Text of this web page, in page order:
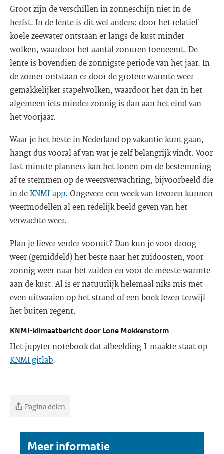
Groot zijn de verschillen in zonneschijn niet in de
herfst. In de lente is dit wel anders: door het relatief
koele zeewater ontstaan er langs de kust minder
wolken, waardoor het aantal zonuren toeneemt. De
lente is bovendien de zonnigste periode van het jaar. In
de zomer ontstaan er door de grotere warmte weer
gemakkelijker stapelwolken, waardoor het dan in het
algemeen iets minder zonnig is dan aan het eind van
het voorjaar.
Waar je het beste in Nederland op vakantie kunt gaan,
hangt dus vooral af van wat je zelf belangrijk vindt. Voor
last-minute planners kan het lonen om de bestemming
af te stemmen op de weersverwachting, bijvoorbeeld die
in deKNMI-app. Ongeveer een week van tevoren kunnen
weermodellen al een redelijk beeld geven van het
verwachte weer.
Plan je liever verder vooruit? Dan kun je voor droog
weer (gemiddeld) het beste naar het zuidoosten, voor
zonnig weer naar het zuiden en voor de meeste warmte
aan de kust. Al is er natuurlijk helemaal niks mis met
even uitwaaien op het strand of een boek lezen terwijl
het buiten regent.
KNMI-klimaatbericht door Lone Mokkenstorm
Het jupyter notebook dat afbeelding 1 maakte staat op
KNMI gitlab.
Pagina delen
Meer informatie